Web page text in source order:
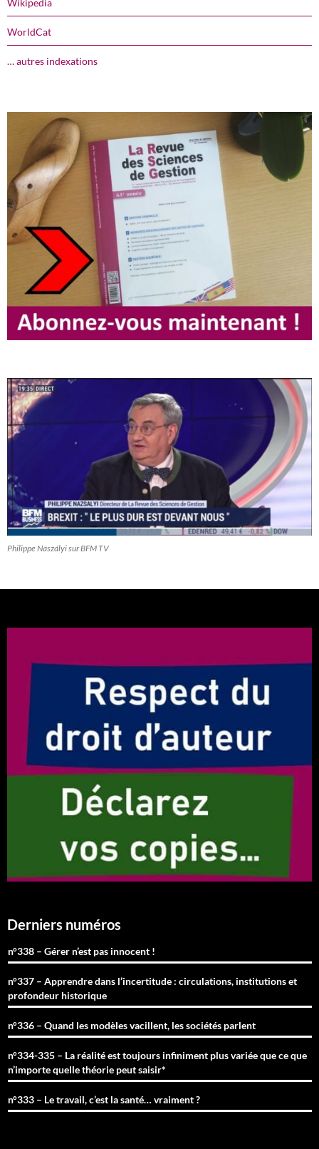
WorldCat
… autres indexations
Philippe Naszályi sur BFM TV
Derniers numéros
n°338 – Gérer n’est pas innocent !
n°337 – Apprendre dans l’incertitude : circulations, institutions et
profondeur historique
n°336 – Quand les modèles vacillent, les sociétés parlent
n°334-335 – La réalité est toujours infiniment plus variée que ce que
n’importe quelle théorie peut saisir*
n°333 – Le travail, c’est la santé… vraiment ?